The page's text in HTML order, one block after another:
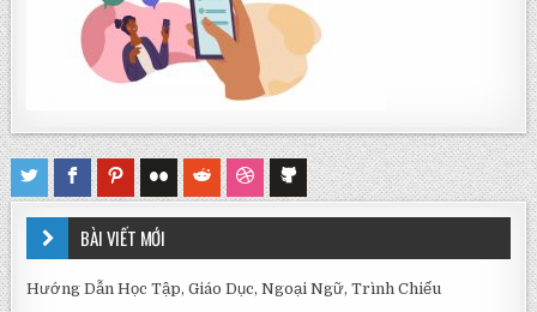
BÀI VIẾT MỚI
Hướng Dẫn Học Tập, Giáo Dục, Ngoại Ngữ, Trình Chiếu